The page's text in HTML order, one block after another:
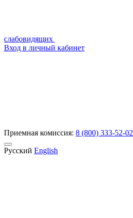
слабовидящих
Вход в личный кабинет
Приемная комиссия: 8 (800) 333-52-02
Русский English